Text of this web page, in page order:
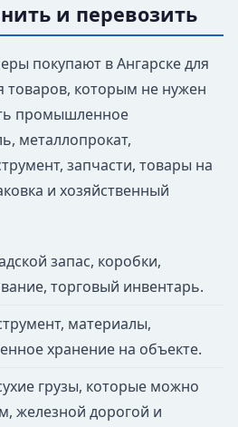
и перевозить
покупают в Ангарске для
товаров, которым не нужен
промышленное
металлопрокат,
запчасти, товары на
и хозяйственный
запас, коробки,
торговый инвентарь.
материалы,
хранение на объекте.
грузы, которые можно
железной дорогой и